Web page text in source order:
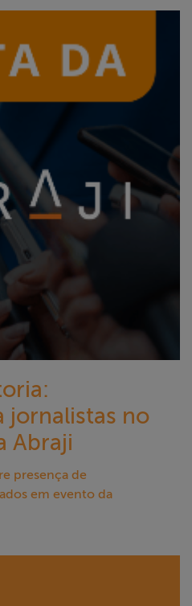
jornalistas no
Abraji
presença de
em evento da